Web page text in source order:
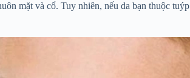
mặt và cổ. Tuy nhiên, nếu da bạn thuộc tuýp